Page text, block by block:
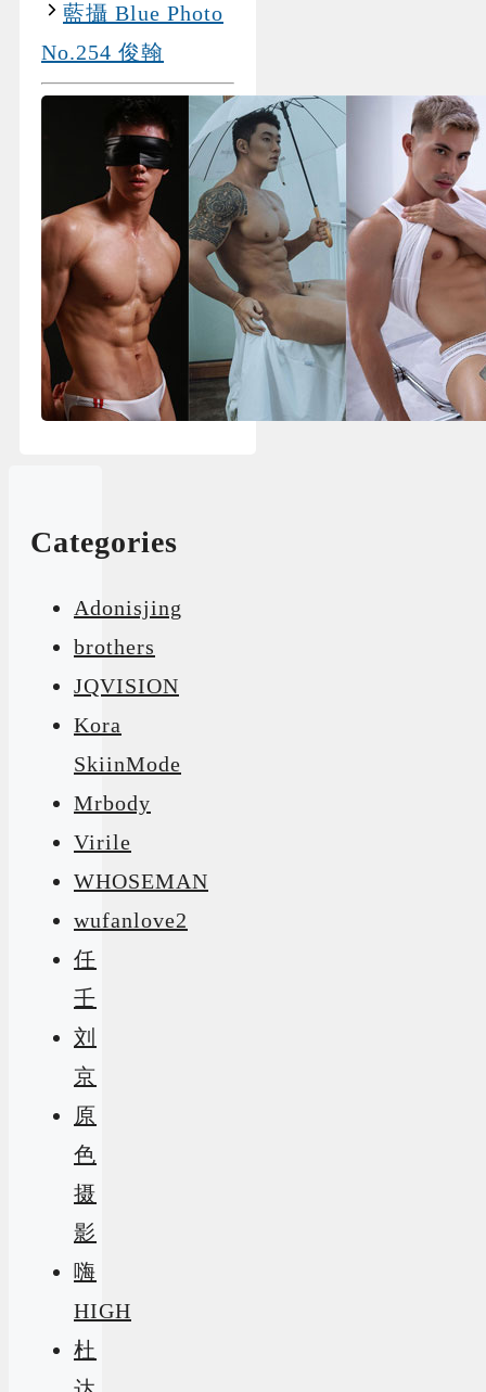
藍攝 Blue Photo
No.254 俊翰
Categories
Adonisjing
brothers
JQVISION
Kora
SkiinMode
Mrbody
Virile
WHOSEMAN
wufanlove2
任
壬
刘
京
原
色
摄
影
嗨
HIGH
杜